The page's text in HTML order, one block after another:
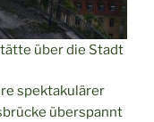
über die Stadt
spektakulärer
überspannt